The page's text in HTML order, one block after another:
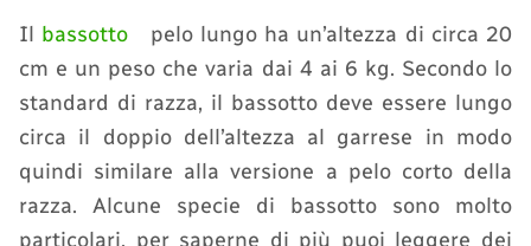
Il bassotto
pelo lungo ha un’altezza di circa 20
cm e un peso che varia dai 4 ai 6 kg. Secondo lo
standard di razza, il bassotto deve essere lungo
circa il doppio dell’altezza al garrese in modo
quindi similare alla versione a pelo corto della
razza. Alcune specie di bassotto sono molto
particolari, per saperne di più puoi leggere dei